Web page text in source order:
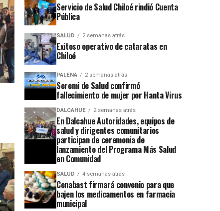
Servicio de Salud Chiloé rindió Cuenta
Pública
SALUD 2 semanas atrás
Exitoso operativo de cataratas en
Chiloé
PALENA 2 semanas atrás
Seremi de Salud confirmó
fallecimiento de mujer por Hanta Virus
DALCAHUE 2 semanas atrás
En Dalcahue Autoridades, equipos de
salud y dirigentes comunitarios
participan de ceremonia de
lanzamiento del Programa Más Salud
en Comunidad
SALUD 4 semanas atrás
Cenabast firmará convenio para que
bajen los medicamentos en farmacia
municipal